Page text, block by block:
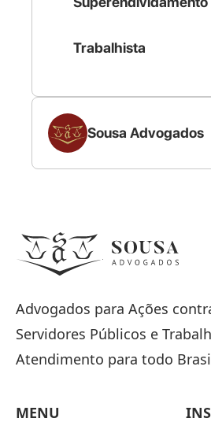
Trabalhista
Sousa Advogados
Advogados para Ações
Servidores Públicos e
Atendimento para todo
MENU